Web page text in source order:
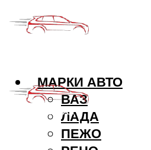
МАРКИ АВТО
ВАЗ
ЛАДА
ПЕЖО